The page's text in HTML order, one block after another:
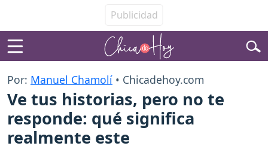
Por: Manuel Chamolí • Chicadehoy.com
Ve tus historias, pero no te
responde: qué significa
realmente este